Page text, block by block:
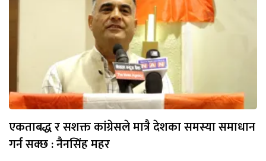
एकताबद्ध र सशक्त कांग्रेसले मात्रै देशका समस्या समाधान
गर्न सक्छ : नैनसिंह महर